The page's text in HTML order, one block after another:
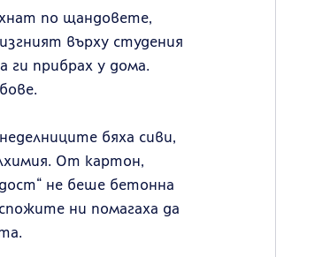
по щандовете,
върху студения
прибрах у дома.
бяха сиви,
От картон,
не беше бетонна
ни помагаха да